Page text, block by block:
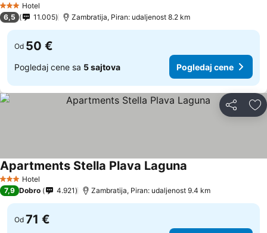
3 Zvezdice
Hotel
6,5 11.005 Zambratija, Piran: udaljenost 8.2 km
Od 50 €
Pogledaj cene sa 5 sajtova Pogledaj cene
Deli
3 Zvezdice
Hotel
Apartments Stella Plava Laguna
7,9 Dobro 4.921 Zambratija, Piran: udaljenost 9.4 km
Od 71 €